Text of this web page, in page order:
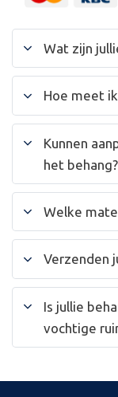
Wat zijn
Hoe meet
Kunnen
het behang?
Welke
Verzenden
Is jullie
vochtige